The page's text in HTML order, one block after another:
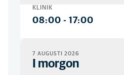
KLINIK
08:00 - 17:00
7 AUGUSTI 2026
I morgon